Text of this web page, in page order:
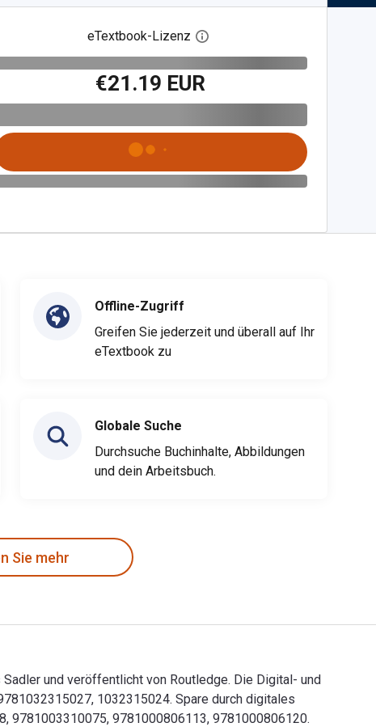
eTextbook-Lizenz Digitalen Lizenzdialog öffnen
€21.19 EUR
Offline-Zugriff
Greifen Sie jederzeit und überall auf Ihr
eTextbook zu
Globale Suche
Durchsuche Buchinhalte, Abbildungen
und dein Arbeitsbuch.
Sie mehr
und veröffentlicht von Routledge. Die Digital- und
1032315024. Spare durch digitales
9781003310075, 9781000806113, 9781000806120.